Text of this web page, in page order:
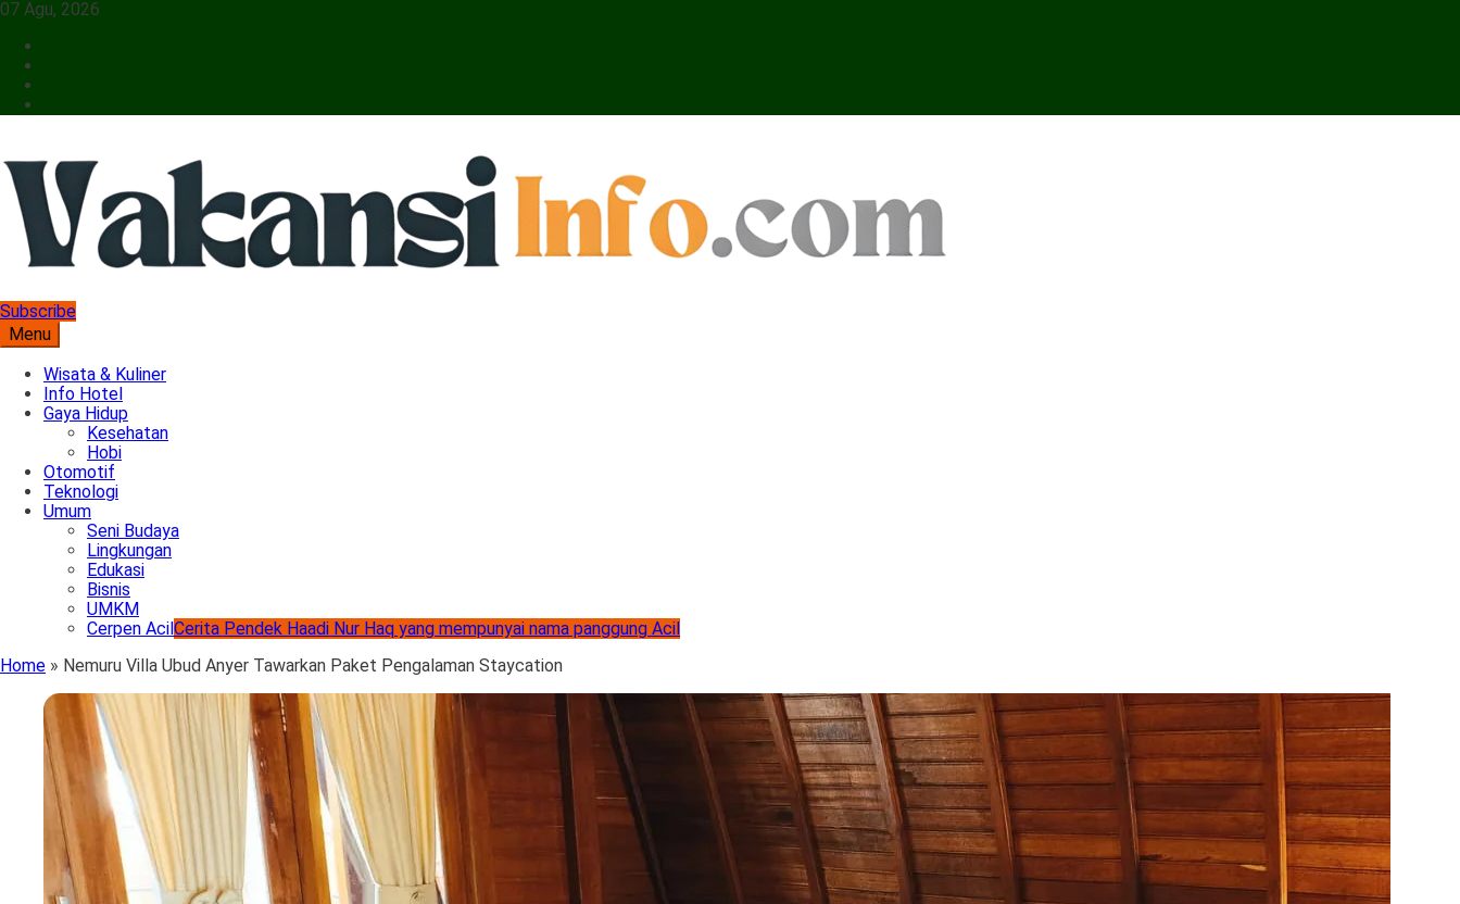
07 Agu, 2026
Vakansiinfo
Menyajikan Berita Serta Informasi Seputar Pariwisata Dan Hotel
Subscribe
Menu
Wisata & Kuliner
Info Hotel
Gaya Hidup
Kesehatan
Hobi
Otomotif
Teknologi
Umum
Seni Budaya
Lingkungan
Edukasi
Bisnis
UMKM
Cerpen AcilCerita Pendek Haadi Nur Haq yang mempunyai nama panggung Acil
Home » Nemuru Villa Ubud Anyer Tawarkan Paket Pengalaman Staycation